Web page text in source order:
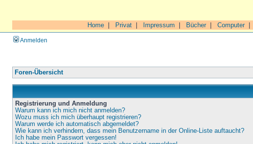
Home Privat Impressum Bücher| Computer|
Anmelden
Foren-Übersicht
Registrierung und Anmeldung
Warum kann ich mich nicht anmelden?
Wozu muss ich mich überhaupt registrieren?
Warum werde ich automatisch abgemeldet?
Wie kann ich verhindern, dass mein Benutzername in der Online-Liste auftaucht?
Ich habe mein Passwort vergessen!